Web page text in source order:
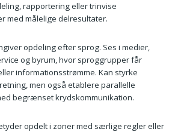
rapportering eller trinvise
med målelige delresultater.
opdeling efter sprog. Ses i medier,
og byrum, hvor sproggrupper får
informationsstrømme. Kan styrke
men også etablere parallelle
begrænset krydskommunikation.
opdelt i zoner med særlige regler eller